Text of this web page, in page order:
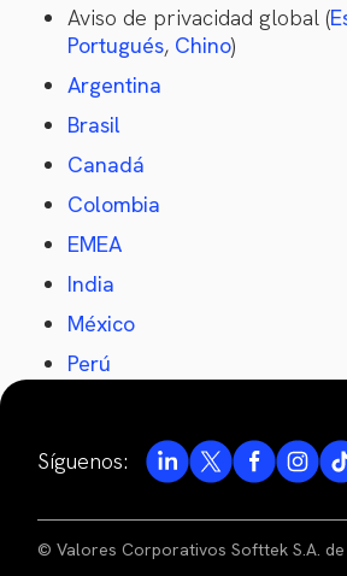
Aviso de privacidad global (
Portugués, Chino)
Argentina
Brasil
Canadá
Colombia
EMEA
India
México
Perú
Síguenos:
© Valores Corporativos Softtek S.A. de